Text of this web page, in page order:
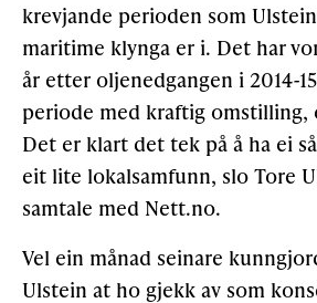
krevjande perioden som
maritime klynga er i. Det har
år etter oljenedgangen i 2014-
periode med kraftig omstilling,
Det er klart det tek på å ha ei
eit lite lokalsamfunn, slo Tore
samtale med Nett.no.
Vel ein månad seinare
Ulstein at ho gjekk av som